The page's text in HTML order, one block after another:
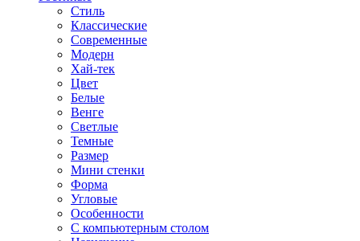
Стиль
Классические
Современные
Модерн
Хай-тек
Цвет
Белые
Венге
Светлые
Темные
Размер
Мини стенки
Форма
Угловые
Особенности
С компьютерным столом